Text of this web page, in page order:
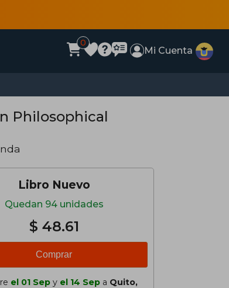
0
Mi Cuenta
Philosophical
Libro Nuevo
Quedan 94 unidades
$ 48.61
Comprar
el 01 Sep y el 14 Sep a Quito,